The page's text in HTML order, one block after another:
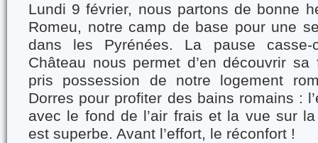
Lundi 9 février, nous partons de bonne
Romeu, notre camp de base pour une
dans les Pyrénées. La pause casse-
Château nous permet d’en découvrir
pris possession de notre logement
Dorres pour profiter des bains romains :
avec le fond de l’air frais et la vue sur
est superbe. Avant l’effort, le réconfort !